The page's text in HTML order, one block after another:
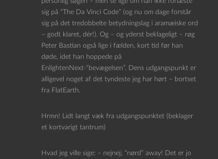
sig på “The Da Vinci Code” (og nu om dage forstår
sig på det tredobbelte betydningslag i aramæiske ord
– godt klaret, dér!). Og – og yderst beklageligt – røg
Peter Bastian også lige i fælden, kort tid før han
døde, idet han hoppede på
EnlightenNext-“bevægelsen”. Dens udgangspunkt er
alligevel noget af det tyndeste jeg har hørt – bortset
fra FlatEarth.
Hrmn! Lidt langt væk fra udgangspunktet (beklager
et kortvarigt tantrum)
Hvad jeg ville sige: – nejnej; “nørd” away! Det er jo